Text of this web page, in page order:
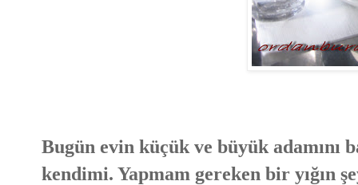
Bugün evin küçük ve büyük adamını
kendimi. Yapmam gereken bir yığın